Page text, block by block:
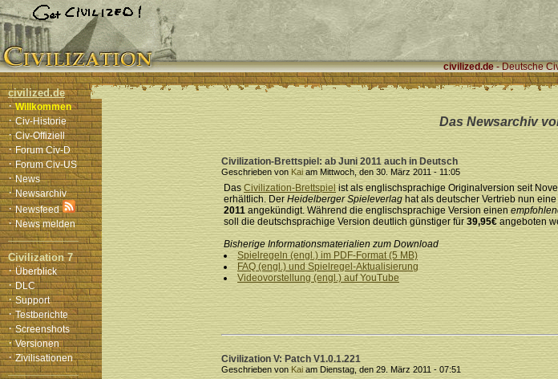
civilized.de- Deutsche
civilized.de
·Willkommen
·Civ-Historie
·Civ-Offiziell
·Forum Civ-D
·Forum Civ-US
·News
·Newsarchiv
·Newsfeed
·News melden
Civilization 7
·Überblick
·DLC
·Support
·Testberichte
·Screenshots
·Versionen
·Zivilisationen
Das Newsarchiv
Civilization-Brettspiel: ab Juni 2011 auch in Deutsch
Geschrieben von Kai am Mittwoch, den 30. März 2011 - 11:05
Das Civilization-Brettspielist als englischsprachige Originalversion seit
erhältlich. DerHeidelberger Spieleverlaghat als deutscher Vertrieb nun eine
2011angekündigt. Während die englischsprachige Version einen
soll die deutschsprachige Version deutlich günstiger für39,95€angeboten
Bisherige Informationsmaterialien zum Download
Spielregeln (engl.) im PDF-Format (5 MB)
FAQ (engl.) und Spielregel-Aktualisierung
Videovorstellung (engl.) auf YouTube
Civilization V: Patch V1.0.1.221
Geschrieben vonKaiam Dienstag, den 29. März 2011 - 07:51